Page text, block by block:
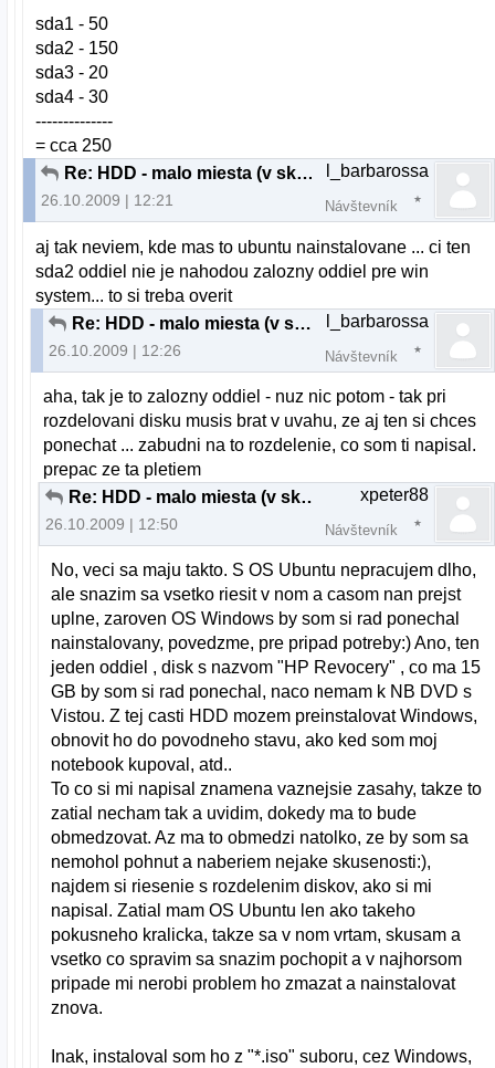
sda1 - 50
sda2 - 150
sda3 - 20
sda4 - 30
--------------
= cca 250
Re: HDD - malo miesta (v skutocnosti neni)
26.10.2009 | 12:21
l_barbarossa
Návštevník
aj tak neviem, kde mas to ubuntu nainstalovane ... ci ten
sda2 oddiel nie je nahodou zalozny oddiel pre win
system... to si treba overit
Re: HDD - malo miesta (v skutocnosti neni)
26.10.2009 | 12:26
l_barbarossa
Návštevník
aha, tak je to zalozny oddiel - nuz nic potom - tak pri
rozdelovani disku musis brat v uvahu, ze aj ten si chces
ponechat ... zabudni na to rozdelenie, co som ti napisal.
prepac ze ta pletiem
Re: HDD - malo miesta (v skutocnosti neni)
26.10.2009 | 12:50
xpeter88
Návštevník
No, veci sa maju takto. S OS Ubuntu nepracujem dlho,
ale snazim sa vsetko riesit v nom a casom nan prejst
uplne, zaroven OS Windows by som si rad ponechal
nainstalovany, povedzme, pre pripad potreby:) Ano, ten
jeden oddiel , disk s nazvom "HP Revocery" , co ma 15
GB by som si rad ponechal, naco nemam k NB DVD s
Vistou. Z tej casti HDD mozem preinstalovat Windows,
obnovit ho do povodneho stavu, ako ked som moj
notebook kupoval, atd..
To co si mi napisal znamena vaznejsie zasahy, takze to
zatial necham tak a uvidim, dokedy ma to bude
obmedzovat. Az ma to obmedzi natolko, ze by som sa
nemohol pohnut a naberiem nejake skusenosti:),
najdem si riesenie s rozdelenim diskov, ako si mi
napisal. Zatial mam OS Ubuntu len ako takeho
pokusneho kralicka, takze sa v nom vrtam, skusam a
vsetko co spravim sa snazim pochopit a v najhorsom
pripade mi nerobi problem ho zmazat a nainstalovat
znova.
Inak, instaloval som ho z "*.iso" suboru, cez Windows,